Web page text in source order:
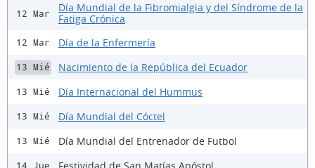
12 Mar
Día Mundial de la Fibromialgia y del Síndrome de la
Fatiga Crónica
12 Mar Día de la Enfermería
13 Mié Nacimiento de la República del Ecuador
13 Mié Día Internacional del Hummus
13 Mié Día Mundial del Cóctel
13 Mié Día Mundial del Entrenador de Futbol
14 Jue